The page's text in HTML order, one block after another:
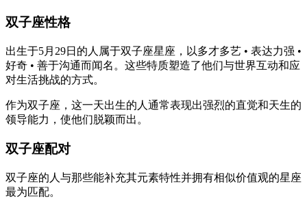
双子座性格
出生于5月29日的人属于双子座星座，以多才多艺 • 表达力强 •
好奇 • 善于沟通而闻名。这些特质塑造了他们与世界互动和应
对生活挑战的方式。
作为双子座，这一天出生的人通常表现出强烈的直觉和天生的
领导能力，使他们脱颖而出。
双子座配对
双子座的人与那些能补充其元素特性并拥有相似价值观的星座
最为匹配。